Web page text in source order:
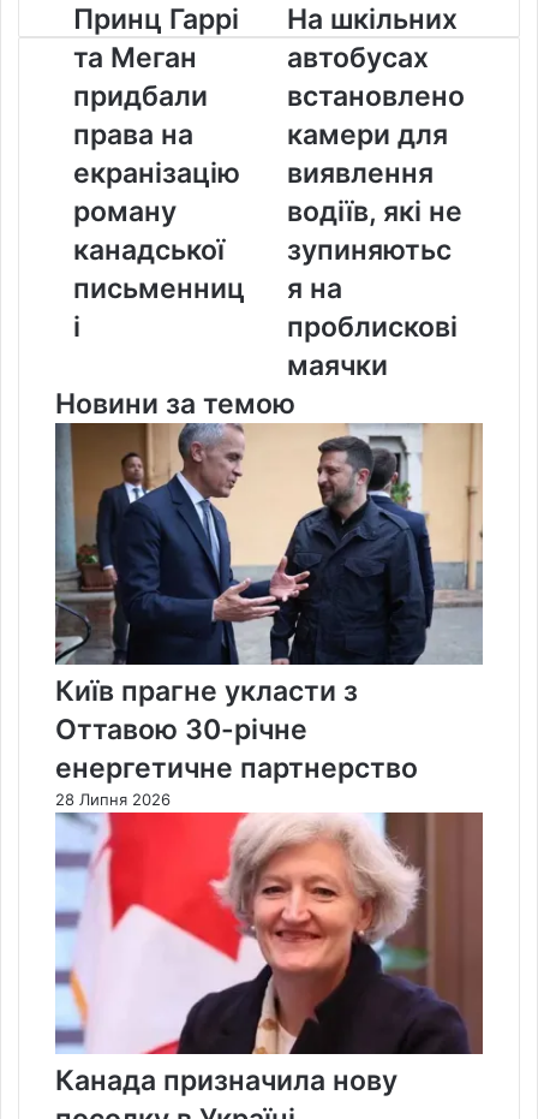
Принц
Гаррі
та
Меган
придбали
права
на
екранізацію
роману
письменниці
Принц Гаррі
та Меган
придбали
права на
екранізацію
роману
канадської
письменниц
і
На
шкільних
автобусах
встановлено
камери
для
виявлення
водіїв,
які
зупиняються
на
проблискові
маячки
На шкільних
автобусах
встановлено
камери для
виявлення
водіїв, які не
зупиняютьс
я на
проблискові
маячки
Новини за темою
Київ прагне укласти з
Оттавою 30-річне
енергетичне партнерство
28 Липня 2026
Канада призначила нову